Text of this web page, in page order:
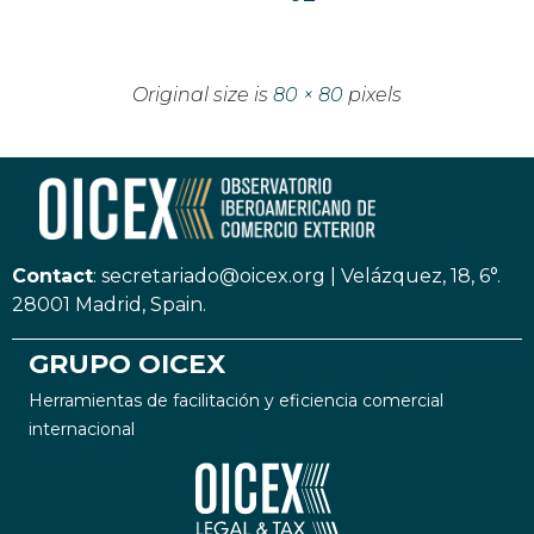
Original size is 80 × 80 pixels
Contact: secretariado@oicex.org
Velázquez, 18, 6°.
28001 Madrid, Spain.
GRUPO OICEX
Herramientas de facilitación y eficiencia comercial
internacional